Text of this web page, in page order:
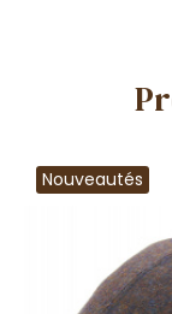
Nouveautés